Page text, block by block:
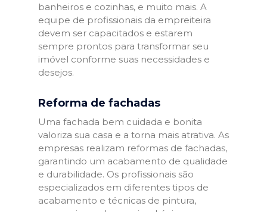
banheiros e cozinhas, e muito mais. A
equipe de profissionais da empreiteira
devem ser capacitados e estarem
sempre prontos para transformar seu
imóvel conforme suas necessidades e
desejos.
Reforma de fachadas
Uma fachada bem cuidada e bonita
valoriza sua casa e a torna mais atrativa. As
empresas realizam reformas de fachadas,
garantindo um acabamento de qualidade
e durabilidade. Os profissionais são
especializados em diferentes tipos de
acabamento e técnicas de pintura,